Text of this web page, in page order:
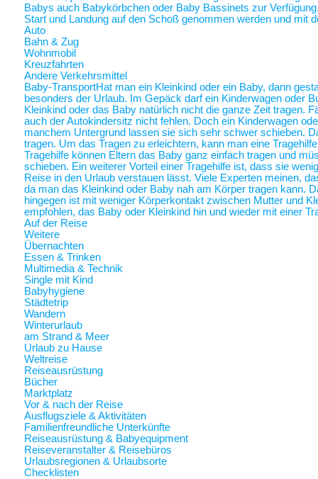
Babys auch Babykörbchen oder Baby Bassinets zur
Start und Landung auf den Schoß genommen werden und mit
Auto
Bahn & Zug
Wohnmobil
Kreuzfahrten
Andere Verkehrsmittel
Baby-TransportHat man ein Kleinkind oder ein Baby, dann
besonders der Urlaub. Im Gepäck darf ein Kinderwagen oder
Kleinkind oder das Baby natürlich nicht die ganze Zeit tragen.
auch der Autokindersitz nicht fehlen. Doch ein Kinderwagen
manchem Untergrund lassen sie sich sehr schwer schieben.
tragen. Um das Tragen zu erleichtern, kann man eine
Tragehilfe können Eltern das Baby ganz einfach tragen und
schieben. Ein weiterer Vorteil einer Tragehilfe ist, dass sie
Reise in den Urlaub verstauen lässt. Viele Experten meinen,
da man das Kleinkind oder Baby nah am Körper tragen kann.
hingegen ist mit weniger Körperkontakt zwischen Mutter und
empfohlen, das Baby oder Kleinkind hin und wieder mit einer
Auf der Reise
Weitere
Übernachten
Essen & Trinken
Multimedia & Technik
Single mit Kind
Babyhygiene
Städtetrip
Wandern
Winterurlaub
am Strand & Meer
Urlaub zu Hause
Weltreise
Reiseausrüstung
Bücher
Marktplatz
Vor & nach der Reise
Ausflugsziele & Aktivitäten
Familienfreundliche Unterkünfte
Reiseausrüstung & Babyequipment
Reiseveranstalter & Reisebüros
Urlaubsregionen & Urlaubsorte
Checklisten